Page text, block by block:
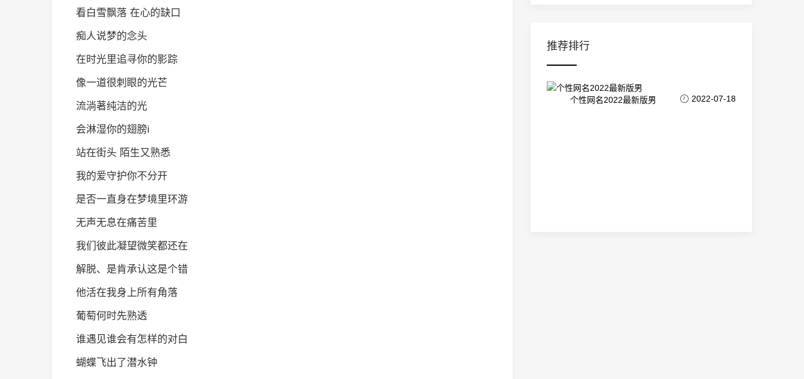
看白雪飘落 在心的缺口
痴人说梦的念头
在时光里追寻你的影踪
像一道很刺眼的光芒
流淌著纯洁的光
会淋湿你的翅膀i
站在街头 陌生又熟悉
我的爱守护你不分开
是否一直身在梦境里环游
无声无息在痛苦里
我们彼此凝望微笑都还在
解脱、是肯承认这是个错
他活在我身上所有角落
葡萄何时先熟透
谁遇见谁会有怎样的对白
蝴蝶飞出了潜水钟
推荐排行
个性网名2022最新版男 2022-07-18